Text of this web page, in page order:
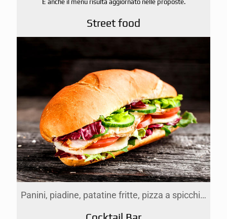
E anche il menu risulta aggiornato nelle proposte.
Street food
Panini, piadine, patatine fritte, pizza a spicchi…